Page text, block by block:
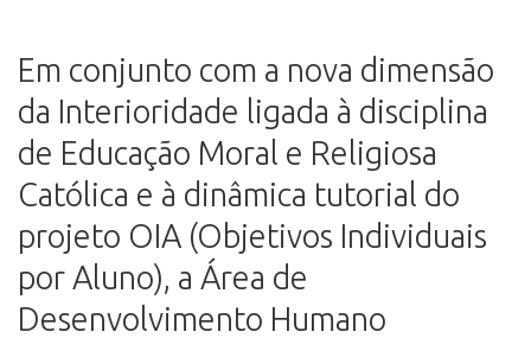
Em conjunto com a nova dimensão
da Interioridade ligada à disciplina
de Educação Moral e Religiosa
Católica e à dinâmica tutorial do
projeto OIA (Objetivos Individuais
por Aluno), a Área de
Desenvolvimento Humano